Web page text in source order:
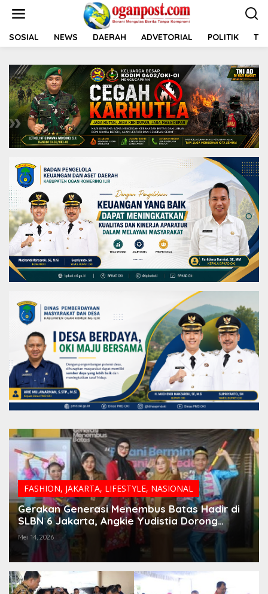
t
SOSIAL NEWS DAERAH ADVETORIAL POLITIK
FASHION, JAKARTA, LIFESTYLE, NASIONAL
Gerakan Generasi Menembus Batas Hadir di
SLBN 6 Jakarta, Angkie Yudistia Dorong
Generasi Muda Berani Ciptakan Masa Depan
Inklusif
Mei 14, 2026